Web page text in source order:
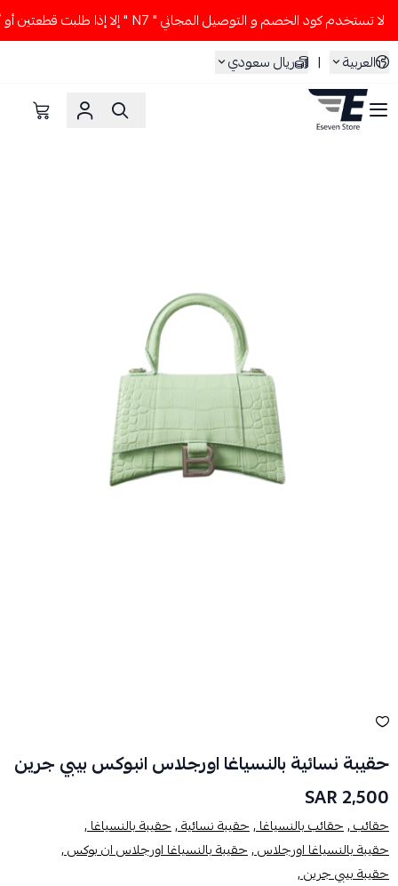
لا تستخدم كود الخصم و التوصيل المجاني " N7 " إلا إذا طلبت قطعتين أو أكثر 👀🔥
العربية
| ريال سعودي
ESEVEN STORE
حقيبة نسائية بالنسياغا اورجلاس انبوكس بيبي جرين
2,500 SAR
حقائب ,حقائب بالنسياغا ,حقيبة نسائية ,حقيبة بالنسياغا ,
حقيبة بالنسياغا اورجلاس ,حقيبة بالنسياغا اورجلاس ان بوكس ,
حقيبة بيبي جرين ,